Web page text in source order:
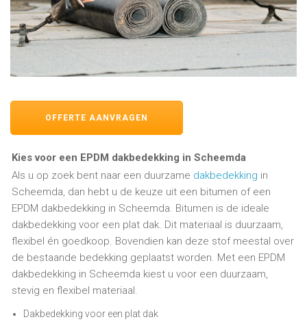
OFFERTE AANVRAGEN
Kies voor een EPDM dakbedekking in Scheemda
Als u op zoek bent naar een duurzame dakbedekking in
Scheemda, dan hebt u de keuze uit een bitumen of een
EPDM dakbedekking in Scheemda. Bitumen is de ideale
dakbedekking voor een plat dak. Dit materiaal is duurzaam,
flexibel én goedkoop. Bovendien kan deze stof meestal over
de bestaande bedekking geplaatst worden. Met een EPDM
dakbedekking in Scheemda kiest u voor een duurzaam,
stevig en flexibel materiaal.
Dakbedekking voor een plat dak